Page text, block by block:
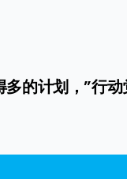
的计划，”行动